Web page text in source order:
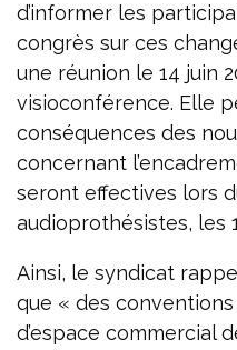
d’informer les
congrès sur ces
une réunion le 14 juin
visioconférence. Elle
conséquences des
concernant
seront effectives lors
audioprothésistes, les
Ainsi, le syndicat
que « des
d’espace commercial